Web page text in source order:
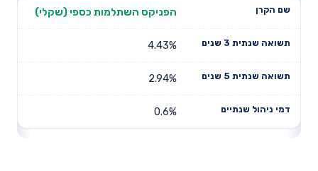
הפניקס השתלמות כספי (שקלי)
4.43%
2.94%
0.6%